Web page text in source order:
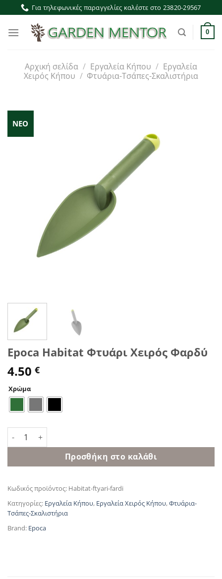
Μετάβαση
στο
περιεχόμενο
Για τηλεφωνικές παραγγελίες καλέστε στο 23820-29567
0
Αρχική σελίδα / Εργαλεία Κήπου / Εργαλεία
Χειρός Κήπου / Φτυάρια-Τσάπες-Σκαλιστήρια
ΝΕΟ
Epoca Habitat Φτυάρι Χειρός Φαρδύ
4.50 €
Χρώμα
Epoca Habitat Φτυάρι Χειρός Φαρδύ ποσότητα
Προσθήκη στο καλάθι
Κωδικός προϊόντος: Habitat-ftyari-fardi
Κατηγορίες: Εργαλεία Κήπου, Εργαλεία Χειρός Κήπου,Φτυάρια-
Τσάπες-Σκαλιστήρια
Brand: Epoca